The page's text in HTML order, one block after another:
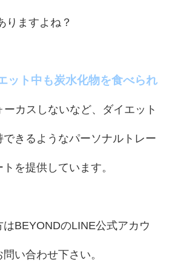
りますよね？
ット中も炭水化物を食べられ
ーカスしないなど、ダイエット
きるようなパーソナルトレー
を提供しています。
BEYONDのLINE公式アカウ
い合わせ下さい。